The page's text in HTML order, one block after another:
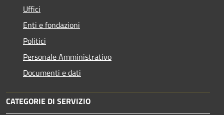
Uffici
Enti e fondazioni
Politici
Personale Amministrativo
Documenti e dati
CATEGORIE DI SERVIZIO